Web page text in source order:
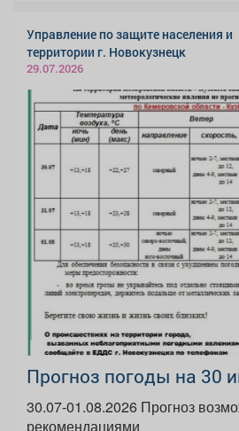
Управление по защите населения и
территории г. Новокузнецк
29.07.2026
Прогноз погоды на 30
30.07-01.08.2026 Прогноз
рекомендациями